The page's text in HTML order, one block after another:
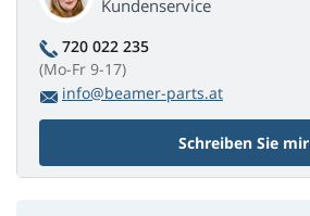
Kundenservice
720 022 235
(Mo-Fr 9-17)
info@beamer-parts.at
Schreiben Sie mir